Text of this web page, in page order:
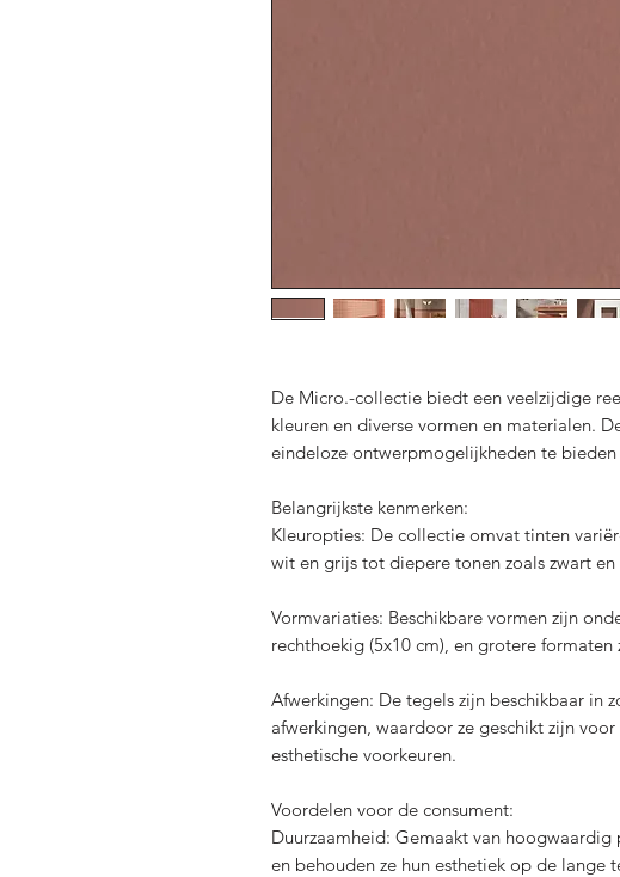
De Micro.-collectie biedt een veelzijdige
kleuren en diverse vormen en materialen.
eindeloze ontwerpmogelijkheden te
Belangrijkste kenmerken:
Kleuropties: De collectie omvat tinten
wit en grijs tot diepere tonen zoals zwart
Vormvariaties: Beschikbare vormen zijn
rechthoekig (5x10 cm), en grotere formaten
Afwerkingen: De tegels zijn beschikbaar in
afwerkingen, waardoor ze geschikt zijn
esthetische voorkeuren.
Voordelen voor de consument:
Duurzaamheid: Gemaakt van
en behouden ze hun esthetiek op de lange